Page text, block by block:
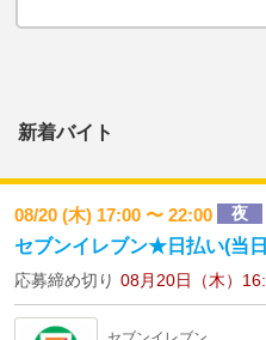
新着バイト
08/20 (木) 17:00 〜 22:00 夜
セブンイレブン★日払い(当
応募締め切り 08月20日（木）